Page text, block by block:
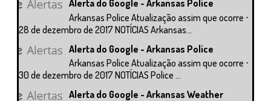
Alerta do Google - Arkansas Police
Arkansas Police Atualização assim que ocorre ⋅
28 de dezembro de 2017 NOTÍCIAS Arkansas...
Alerta do Google - Arkansas Police
Arkansas Police Atualização assim que ocorre ⋅
30 de dezembro de 2017 NOTÍCIAS Police ...
Alerta do Google - Arkansas Weather